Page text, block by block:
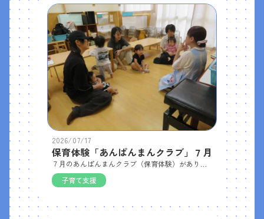
2026/07/17
保育体験「あんぱんまんクラブ」７月
子育て支援